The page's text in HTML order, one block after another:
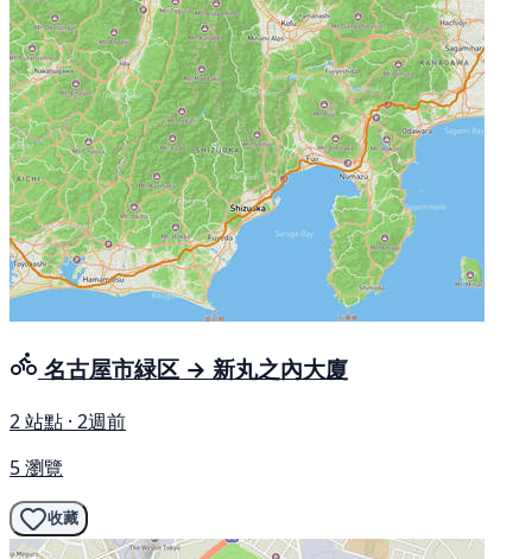
名古屋市緑区 → 新丸之內大廈
2 站點 · 2週前
5 瀏覽
收藏